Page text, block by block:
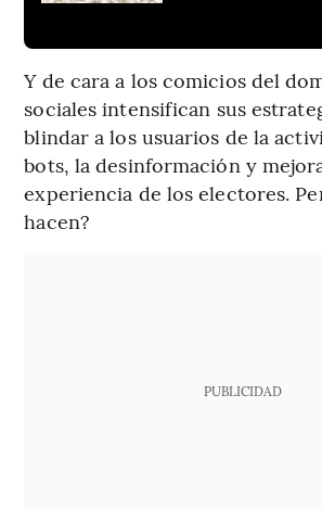
Y de cara a los comicios del
sociales intensifican sus
blindar a los usuarios de la
bots, la desinformación y
experiencia de los electores.
hacen?
PUBLICIDAD